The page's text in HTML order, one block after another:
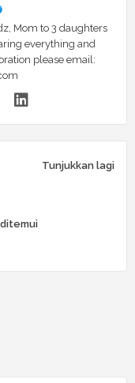
Mom to 3 daughters
everything and
please email:
Tunjukkan lagi